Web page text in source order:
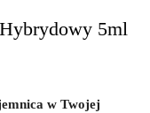
5ml
w Twojej